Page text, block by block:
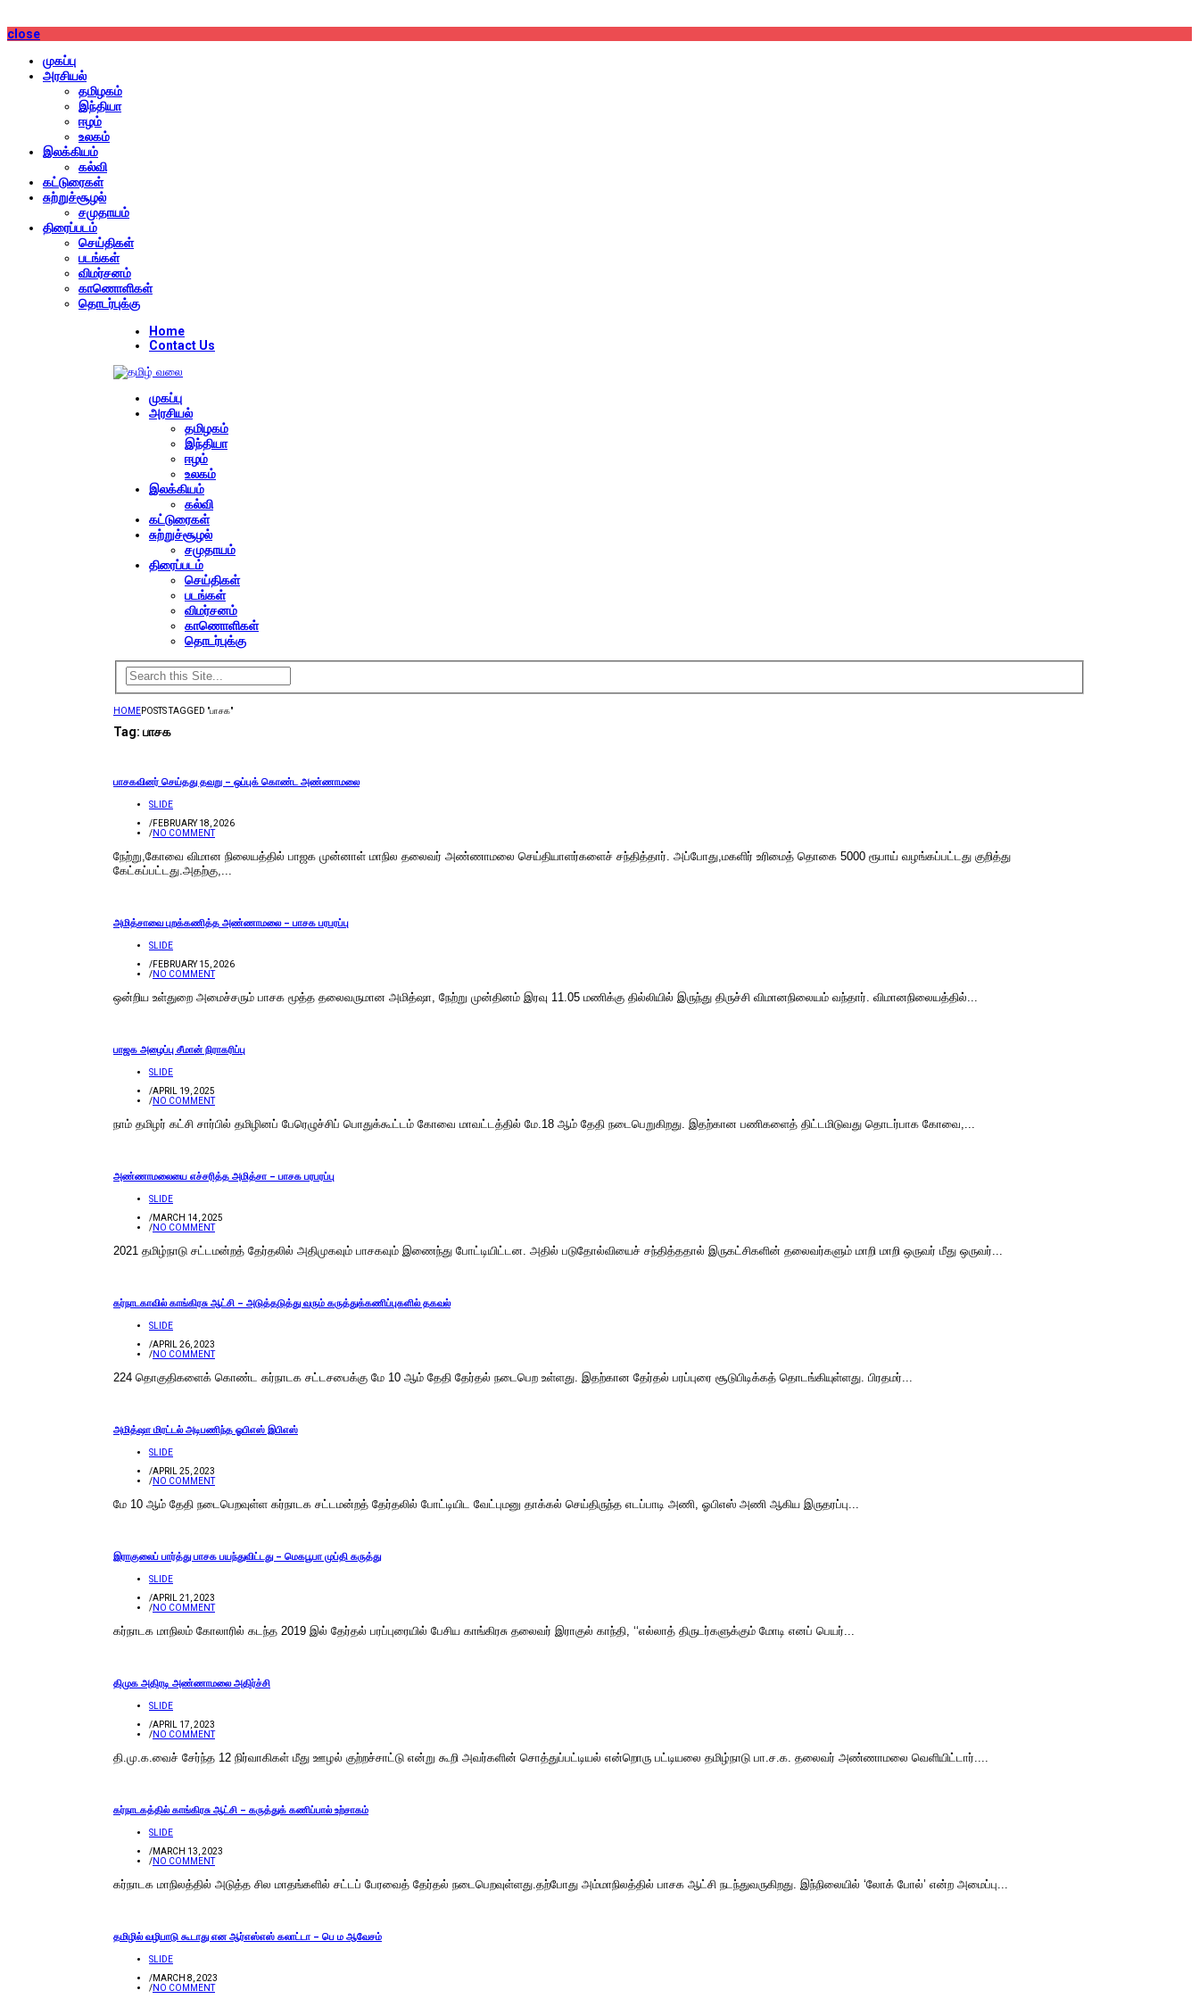
close
முகப்பு
அரசியல்
தமிழகம்
இந்தியா
ஈழம்
உலகம்
இலக்கியம்
கல்வி
கட்டுரைகள்
சுற்றுச்சூழல்
சமுதாயம்
திரைப்படம்
செய்திகள்
படங்கள்
விமர்சனம்
காணொளிகள்
தொடர்புக்கு
Home
Contact Us
முகப்பு
அரசியல்
தமிழகம்
இந்தியா
ஈழம்
உலகம்
இலக்கியம்
கல்வி
கட்டுரைகள்
சுற்றுச்சூழல்
சமுதாயம்
திரைப்படம்
செய்திகள்
படங்கள்
விமர்சனம்
காணொளிகள்
தொடர்புக்கு
HOMEPOSTS TAGGED "பாசக"
Tag: பாசக
பாசகவினர் செய்தது தவறு – ஒப்புக் கொண்ட அண்ணாமலை
SLIDE
/FEBRUARY 18, 2026
/NO COMMENT
நேற்று,கோவை விமான நிலையத்தில் பாஜக முன்னாள் மாநில தலைவர் அண்ணாமலை செய்தியாளர்களைச் சந்தித்தார். அப்போது,மகளிர் உரிமைத் தொகை 5000 ரூபாய் வழங்கப்பட்டது குறித்து
கேட்கப்பட்டது.அதற்கு,...
அமித்சாவை புறக்கணித்த அண்ணாமலை – பாசக பரபரப்பு
SLIDE
/FEBRUARY 15, 2026
/NO COMMENT
ஒன்றிய உள்துறை அமைச்சரும் பாசக மூத்த தலைவருமான அமித்ஷா, நேற்று முன்தினம் இரவு 11.05 மணிக்கு தில்லியில் இருந்து திருச்சி விமானநிலையம் வந்தார். விமானநிலையத்தில்...
பாஜக அழைப்பு சீமான் நிராகரிப்பு
SLIDE
/APRIL 19, 2025
/NO COMMENT
நாம் தமிழர் கட்சி சார்பில் தமிழினப் பேரெழுச்சிப் பொதுக்கூட்டம் கோவை மாவட்டத்தில் மே.18 ஆம் தேதி நடைபெறுகிறது. இதற்கான பணிகளைத் திட்டமிடுவது தொடர்பாக கோவை,...
அண்ணாமலையை எச்சரித்த அமித்சா – பாசக பரபரப்பு
SLIDE
/MARCH 14, 2025
/NO COMMENT
2021 தமிழ்நாடு சட்டமன்றத் தேர்தலில் அதிமுகவும் பாசகவும் இணைந்து போட்டியிட்டன. அதில் படுதோல்வியைச் சந்தித்ததால் இருகட்சிகளின் தலைவர்களும் மாறி மாறி ஒருவர் மீது ஒருவர்...
கர்நாடகாவில் காங்கிரசு ஆட்சி – அடுத்தடுத்து வரும் கருத்துக்கணிப்புகளில் தகவல்
SLIDE
/APRIL 26, 2023
/NO COMMENT
224 தொகுதிகளைக் கொண்ட கர்நாடக சட்டசபைக்கு மே 10 ஆம் தேதி தேர்தல் நடைபெற உள்ளது. இதற்கான தேர்தல் பரப்புரை சூடுபிடிக்கத் தொடங்கியுள்ளது. பிரதமர்...
அமித்ஷா மிரட்டல் அடிபணிந்த ஓபிஎஸ் இபிஎஸ்
SLIDE
/APRIL 25, 2023
/NO COMMENT
மே 10 ஆம் தேதி நடைபெறவுள்ள கர்நாடக சட்டமன்றத் தேர்தலில் போட்டியிட வேட்புமனு தாக்கல் செய்திருந்த எடப்பாடி அணி, ஓபிஎஸ் அணி ஆகிய இருதரப்பு...
இராகுலைப் பார்த்து பாசக பயந்துவிட்டது – மெகபூபா முப்தி கருத்து
SLIDE
/APRIL 21, 2023
/NO COMMENT
கர்நாடக மாநிலம் கோலாரில் கடந்த 2019 இல் தேர்தல் பரப்புரையில் பேசிய காங்கிரசு தலைவர் இராகுல் காந்தி, ‘‘எல்லாத் திருடர்களுக்கும் மோடி எனப் பெயர்...
திமுக அதிரடி அண்ணாமலை அதிர்ச்சி
SLIDE
/APRIL 17, 2023
/NO COMMENT
தி.மு.க.வைச் சேர்ந்த 12 நிர்வாகிகள் மீது ஊழல் குற்றச்சாட்டு என்று கூறி அவர்களின் சொத்துப்பட்டியல் என்றொரு பட்டியலை தமிழ்நாடு பா.ச.க. தலைவர் அண்ணாமலை வெளியிட்டார்....
கர்நாடகத்தில் காங்கிரசு ஆட்சி – கருத்துக் கணிப்பால் உற்சாகம்
SLIDE
/MARCH 13, 2023
/NO COMMENT
கர்நாடக மாநிலத்தில் அடுத்த சில மாதங்களில் சட்டப் பேரவைத் தேர்தல் நடைபெறவுள்ளது.தற்போது அம்மாநிலத்தில் பாசக ஆட்சி நடந்துவருகிறது. இந்நிலையில் ‘லோக் போல்’ என்ற அமைப்பு...
தமிழில் வழிபாடு கூடாது என ஆர்எஸ்எஸ் கலாட்டா – பெ ம ஆவேசம்
SLIDE
/MARCH 8, 2023
/NO COMMENT